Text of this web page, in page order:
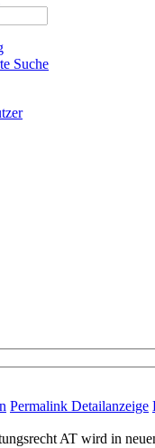
Suche
Permalink Detailanzeige
wird in